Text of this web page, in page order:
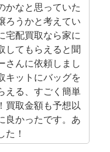
かなと思っていた
ろうかと考えてい
宅配買取なら家に
してもらえると聞
さんに依頼しまし
キットにバッグを
える、すごく簡単
買取金額も予想以
良かったです。あ
た！